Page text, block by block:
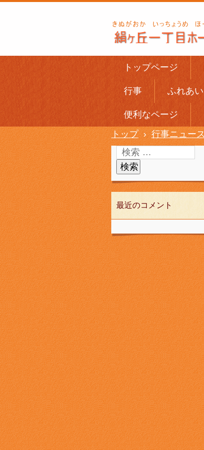
トップページ
行事 ふれあ
便利なページ
トップ › 行事ニュー
最近のコメント